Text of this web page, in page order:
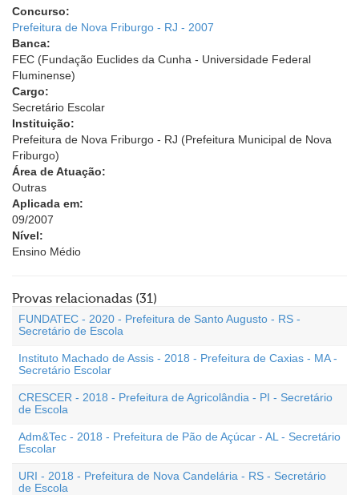
Concurso:
Prefeitura de Nova Friburgo - RJ - 2007
Banca:
FEC (Fundação Euclides da Cunha - Universidade Federal
Fluminense)
Cargo:
Secretário Escolar
Instituição:
Prefeitura de Nova Friburgo - RJ (Prefeitura Municipal de Nova
Friburgo)
Área de Atuação:
Outras
Aplicada em:
09/2007
Nível:
Ensino Médio
Provas relacionadas (31)
FUNDATEC - 2020 - Prefeitura de Santo Augusto - RS -
Secretário de Escola
Instituto Machado de Assis - 2018 - Prefeitura de Caxias - MA -
Secretário Escolar
CRESCER - 2018 - Prefeitura de Agricolândia - PI - Secretário
de Escola
Adm&Tec - 2018 - Prefeitura de Pão de Açúcar - AL - Secretário
Escolar
URI - 2018 - Prefeitura de Nova Candelária - RS - Secretário
de Escola